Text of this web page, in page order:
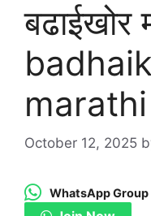
बढाईखोर
October 12, 2025
WhatsApp Group